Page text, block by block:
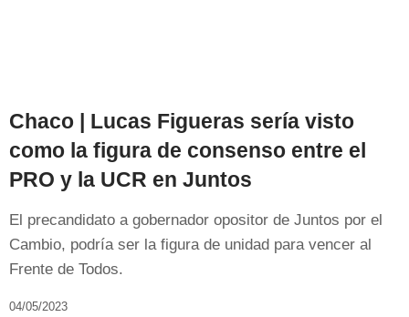
Chaco | Lucas Figueras sería visto
como la figura de consenso entre el
PRO y la UCR en Juntos
El precandidato a gobernador opositor de Juntos por el
Cambio, podría ser la figura de unidad para vencer al
Frente de Todos.
04/05/2023